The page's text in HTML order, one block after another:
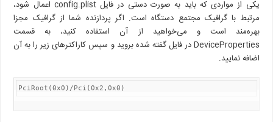
یکی از مواردی که باید به صورت دستی در فایل config.plist اعمال شود،
مرتبط با گرافیک مجتمع دستگاه است. اگر پردازنده شما از گرافیک مجزا
بهره‌مند است و می‌خواهید از آن استفاده کنید، به قسمت
DeviceProperties در فایل گفته شده بروید و سپس کاراکترهای زیر را به آن
اضافه نمایید.
PciRoot(0x0)/Pci(0x2,0x0)